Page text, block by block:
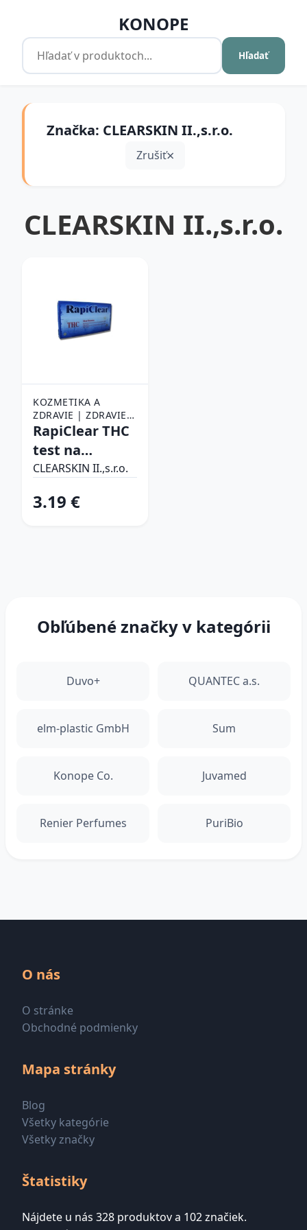
KONOPE
Hľadať
Značka: CLEARSKIN II.,s.r.o.
Zrušiť
CLEARSKIN II.,s.r.o.
KOZMETIKA A
ZDRAVIE | ZDRAVIE |
ZDRAVOTNÉ
POTREBY |
DIAGNOSTICKÉ
TESTY
RapiClear THC
test na
marihuanu 1
CLEARSKIN II.,s.r.o.
3.19 €
Obľúbené značky v kategórii
Duvo+ QUANTEC a.s.
elm-plastic GmbH Sum
Konope Co. Juvamed
Renier Perfumes PuriBio
O nás
O stránke
Obchodné podmienky
Mapa stránky
Blog
Všetky kategórie
Všetky značky
Štatistiky
Nájdete u nás 328 produktov a 102 značiek.